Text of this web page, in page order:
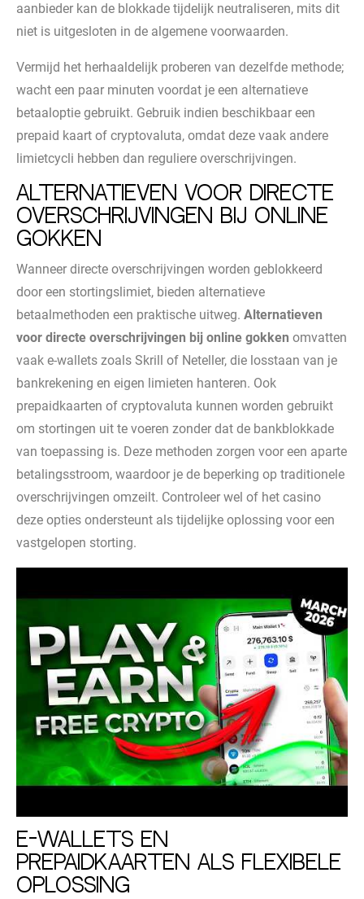
aanbieder kan de blokkade tijdelijk neutraliseren, mits dit
niet is uitgesloten in de algemene voorwaarden.
Vermijd het herhaaldelijk proberen van dezelfde methode;
wacht een paar minuten voordat je een alternatieve
betaaloptie gebruikt. Gebruik indien beschikbaar een
prepaid kaart of cryptovaluta, omdat deze vaak andere
limietcycli hebben dan reguliere overschrijvingen.
Alternatieven voor directe
overschrijvingen bij online
gokken
Wanneer directe overschrijvingen worden geblokkeerd
door een stortingslimiet, bieden alternatieve
betaalmethoden een praktische uitweg. Alternatieven
voor directe overschrijvingen bij online gokken omvatten
vaak e-wallets zoals Skrill of Neteller, die losstaan van je
bankrekening en eigen limieten hanteren. Ook
prepaidkaarten of cryptovaluta kunnen worden gebruikt
om stortingen uit te voeren zonder dat de bankblokkade
van toepassing is. Deze methoden zorgen voor een aparte
betalingsstroom, waardoor je de beperking op traditionele
overschrijvingen omzeilt. Controleer wel of het casino
deze opties ondersteunt als tijdelijke oplossing voor een
vastgelopen storting.
E-wallets en
prepaidkaarten als flexibele
oplossing